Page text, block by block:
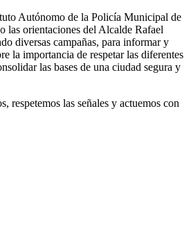
Autónomo de la Policía Municipal de
las orientaciones del Alcalde Rafael
diversas campañas, para informar y
la importancia de respetar las diferentes
las bases de una ciudad segura y
respetemos las señales y actuemos con